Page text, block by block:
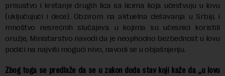
prisustvo i kretanje drugih lica sa licima koja učestvuju u lovu
(uključujući i dece). Obzirom na aktuelna dešavanja u Srbiji, i
mnoštvo nesrećnih slučajeva u kojima su učesnici koristili
oružje, Ministarstvo navodi da je neophodno bezbednost u lovu
podići na najviši mogući nivo, navodi se u objašnjenju.
Zbog toga se predlaže da se u zakon doda stav koji kaže da „u lovu